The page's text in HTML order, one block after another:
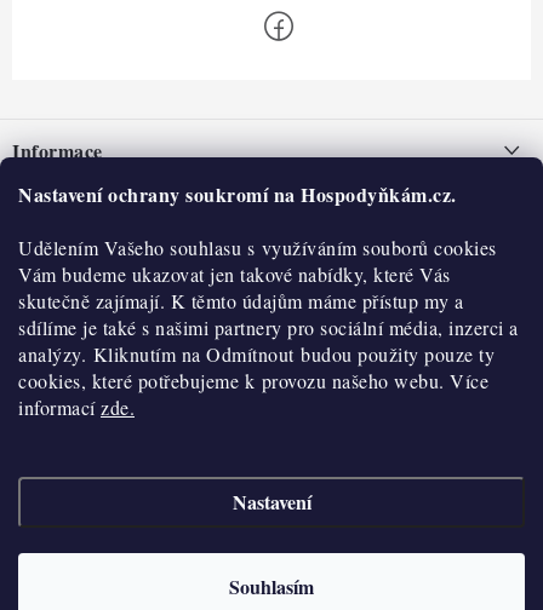
Nastavení ochrany soukromí na Hospodyňkám.cz.
Udělením Vašeho souhlasu s využíváním souborů cookies
Vám budeme ukazovat jen takové nabídky, které Vás
skutečně zajímají. K těmto údajům máme přístup my a
sdílíme je také s našimi partnery pro sociální média, inzerci a
analýzy. Kliknutím na Odmítnout budou použity pouze ty
cookies, které potřebujeme k provozu našeho webu. Více
informacízde.
Nastavení
Souhlasím
pInformace
Nepřevzetí zásilky na dobírku
Obchodní podmínky
Hodnocení obchodu
Blog
Moje objednávka
O nás
Historie
Kontakty
O nákupu
Reklamace a vratky
Výdejní místa
Velkoobchod
Vytvořil Shoptet
cookies